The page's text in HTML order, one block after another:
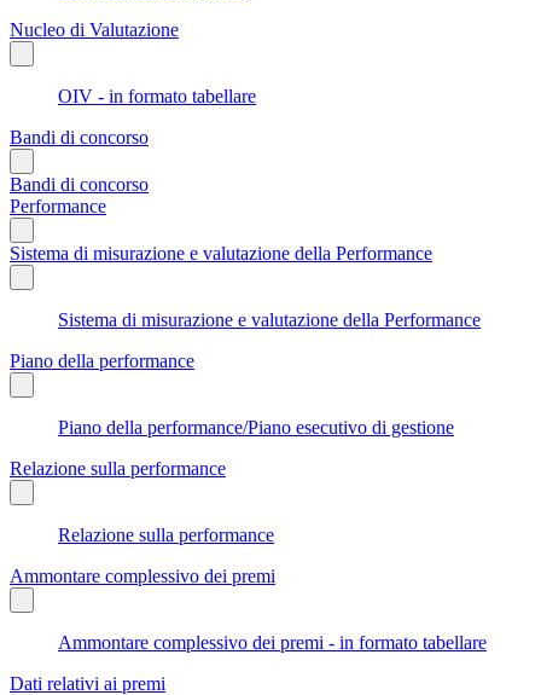
Nucleo di Valutazione
OIV - in formato tabellare
Bandi di concorso
Bandi di concorso
Performance
Sistema di misurazione e valutazione della Performance
Sistema di misurazione e valutazione della Performance
Piano della performance
Piano della performance/Piano esecutivo di gestione
Relazione sulla performance
Relazione sulla performance
Ammontare complessivo dei premi
Ammontare complessivo dei premi - in formato tabellare
Dati relativi ai premi